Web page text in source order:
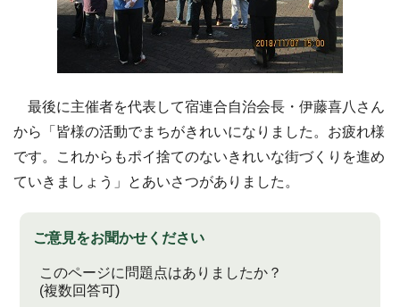
最後に主催者を代表して宿連合自治会長・伊藤喜八さん
から「皆様の活動でまちがきれいになりました。お疲れ様
です。これからもポイ捨てのないきれいな街づくりを進め
ていきましょう」とあいさつがありました。
ご意見をお聞かせください
このページに問題点はありましたか？
(複数回答可)